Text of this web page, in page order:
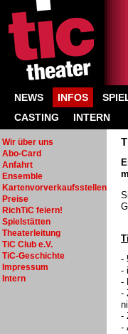
NEWS INFOS
CASTING
INTERN
Wir über uns
Abo-Card
Anfahrt
Ensemble
Kartenvorverkaufsstellen
Preise
RichTiC feiern!
Spielstätten
Theaterleitung
TiC Club e.V.
TiC-Geschichte
Impressum
Intern
-
-
-
-
-
-